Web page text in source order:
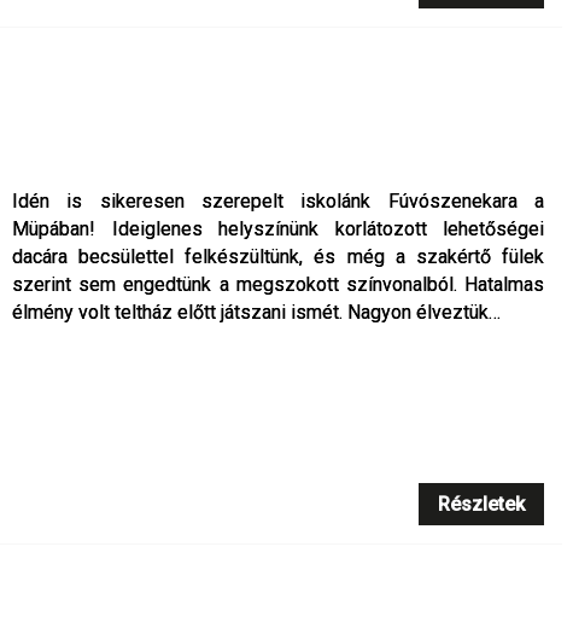
Idén is sikeresen szerepelt iskolánk Fúvószenekara a
Müpában! Ideiglenes helyszínünk korlátozott lehetőségei
dacára becsülettel felkészültünk, és még a szakértő fülek
szerint sem engedtünk a megszokott színvonalból. Hatalmas
élmény volt teltház előtt játszani ismét. Nagyon élveztük…
Részletek
Idén is sikeresen szerepelt iskolánk Fúvószenekara a
Müpában! Ideiglenes helyszínünk korlátozott lehetőségei
dacára becsülettel felkészültünk, és még a szakértő fülek
szerint sem engedtünk a megszokott színvonalból. Hatalmas
élmény volt teltház előtt játszani ismét. Nagyon élveztük…
Részletek